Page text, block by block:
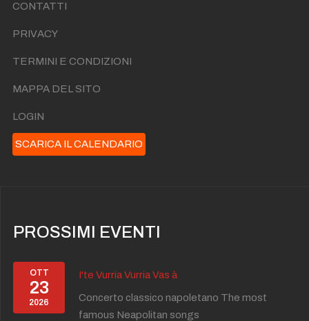
CONTATTI
PRIVACY
TERMINI E CONDIZIONI
MAPPA DEL SITO
LOGIN
SCARICA IL CALENDARIO
PROSSIMI EVENTI
OTT
23
2026
I'te Vurria Vurria Vas à
Concerto classico napoletano The most
famous Neapolitan songs